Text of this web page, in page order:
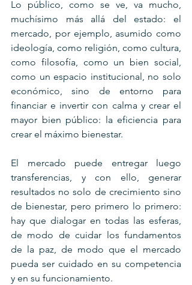
Lo público, como se ve, va mucho,
muchísimo más allá del estado: el
mercado, por ejemplo, asumido como
ideología, como religión, como cultura,
como filosofía, como un bien social,
como un espacio institucional, no solo
económico, sino de entorno para
financiar e invertir con calma y crear el
mayor bien público: la eficiencia para
crear el máximo bienestar.
El mercado puede entregar luego
transferencias, y con ello, generar
resultados no solo de crecimiento sino
de bienestar, pero primero lo primero:
hay que dialogar en todas las esferas,
de modo de cuidar los fundamentos
de la paz, de modo que el mercado
pueda ser cuidado en su competencia
y en su funcionamiento.